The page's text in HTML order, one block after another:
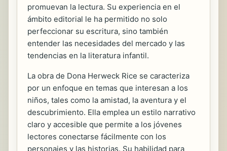
promuevan la lectura. Su experiencia en el
ámbito editorial le ha permitido no solo
perfeccionar su escritura, sino también
entender las necesidades del mercado y las
tendencias en la literatura infantil.
La obra de Dona Herweck Rice se caracteriza
por un enfoque en temas que interesan a los
niños, tales como la amistad, la aventura y el
descubrimiento. Ella emplea un estilo narrativo
claro y accesible que permite a los jóvenes
lectores conectarse fácilmente con los
personajes y las historias. Su habilidad para